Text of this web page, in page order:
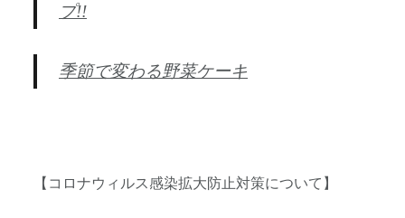
プ!!
季節で変わる野菜ケーキ
【コロナウィルス感染拡大防止対策について】